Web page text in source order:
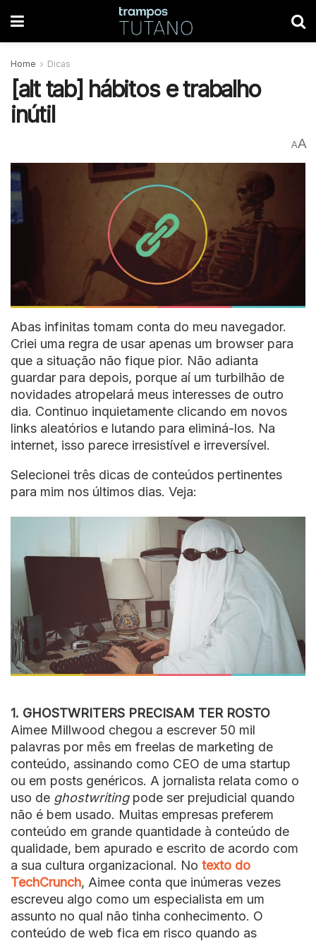
Home Dicas
[alt tab] hábitos e trabalho
inútil
AA
Abas infinitas tomam conta do meu navegador.
Criei uma regra de usar apenas um browser para
que a situação não fique pior. Não adianta
guardar para depois, porque aí um turbilhão de
novidades atropelará meus interesses de outro
dia. Continuo inquietamente clicando em novos
links aleatórios e lutando para eliminá-los. Na
internet, isso parece irresistível e irreversível.
Selecionei três dicas de conteúdos pertinentes
para mim nos últimos dias. Veja:
1. GHOSTWRITERS PRECISAM TER ROSTO
Aimee Millwood chegou a escrever 50 mil
palavras por mês em freelas de marketing de
conteúdo, assinando como CEO de uma startup
ou em posts genéricos. A jornalista relata como o
uso de ghostwritingpode ser prejudicial quando
não é bem usado. Muitas empresas preferem
conteúdo em grande quantidade à conteúdo de
qualidade, bem apurado e escrito de acordo com
a sua cultura organizacional. No texto do
TechCrunch, Aimee conta que inúmeras vezes
escreveu algo como um especialista em um
assunto no qual não tinha conhecimento. O
conteúdo de web fica em risco quando as